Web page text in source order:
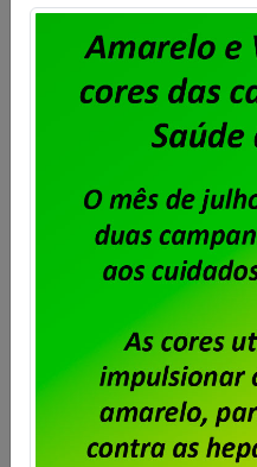
Unisys Brasil –
para
oposição ao
fortalecimento
Imprensa
Após o encerramento
Coletivo de Trabalho
trabalhadores e